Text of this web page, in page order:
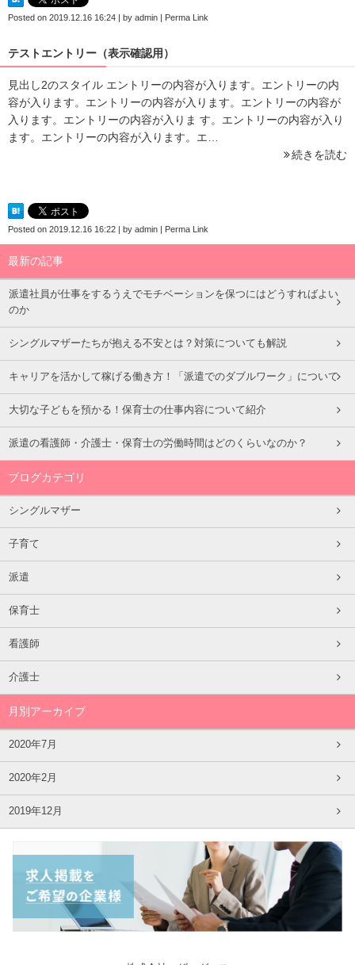
Posted on 2019.12.16 16:24 | by admin | Perma Link
テストエントリー（表示確認用）
見出し2のスタイル エントリーの内容が入ります。エントリーの内
容が入ります。エントリーの内容が入ります。エントリーの内容が
入ります。エントリーの内容が入りま す。エントリーの内容が入り
ます。エントリーの内容が入ります。エ…
続きを読む
Posted on 2019.12.16 16:22 | by admin | Perma Link
最新の記事
派遣社員が仕事をするうえでモチベーションを保つにはどうすればよい
のか
シングルマザーたちが抱える不安とは？対策についても解説
キャリアを活かして稼げる働き方！「派遣でのダブルワーク」について
大切な子どもを預かる！保育士の仕事内容について紹介
派遣の看護師・介護士・保育士の労働時間はどのくらいなのか？
ブログカテゴリ
シングルマザー
子育て
派遣
保育士
看護師
介護士
月別アーカイブ
2020年7月
2020年2月
2019年12月